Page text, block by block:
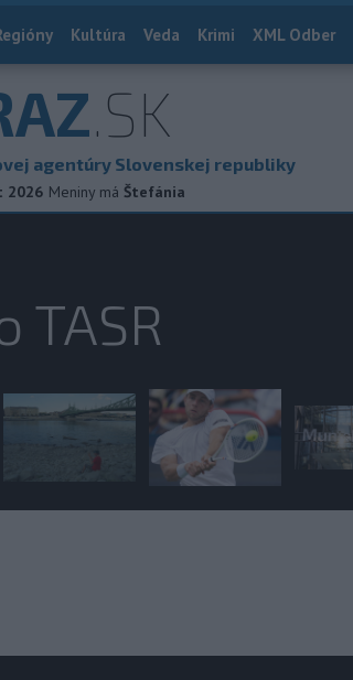
Kultúra Veda Krimi XML Odber
.SK
agentúry Slovenskej republiky
2026 Meniny má Štefánia
TASR